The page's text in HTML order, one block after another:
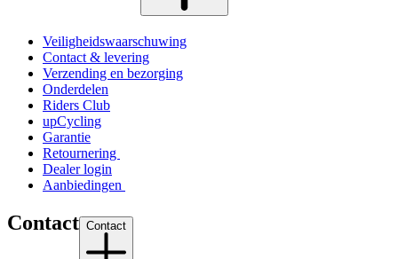
Veiligheidswaarschuwing
Contact & levering
Verzending en bezorging
Onderdelen
Riders Club
upCycling
Garantie
Retournering
Dealer login
Aanbiedingen
Contact Contact